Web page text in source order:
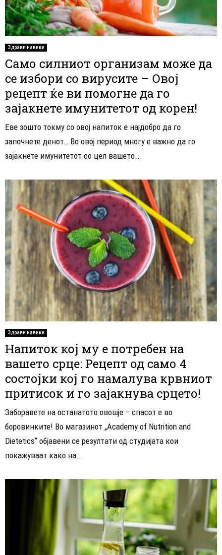
Здрави навики
Само силниот организам може да
се избори со вирусите – Овој
рецепт ќе ви помогне да го
зајакнете имунитетот од корен!
Еве зошто токму со овој напиток е најдобро да го
започнете денот… Во овој период многу е важно да го
зајакнете имунитетот со цел вашето...
Здрави навики
Напиток кој му е потребен на
вашето срце: Рецепт од само 4
состојки кој го намалува крвниот
притисок и го зајакнува срцето!
Заборавете на останатото овошје – спасот е во
боровинките! Во магазинот „Academy of Nutrition and
Dietetics“ објавени се резултати од студијата кои
покажуваат како на...